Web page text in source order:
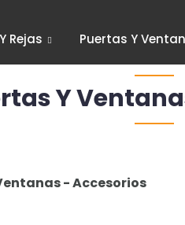
Rejas Puertas Y
Y
- Accesorios